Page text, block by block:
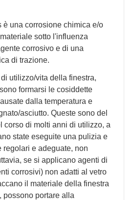
è una corrosione chimica e/o
sotto l'influenza
corrosivo e di una
di trazione.
utilizzo/vita della finestra,
formarsi le cosiddette
dalla temperatura e
asciutto. Queste sono del
corso di molti anni di utilizzo, a
state eseguite una pulizia e
regolari e adeguate, non
se si applicano agenti di
corrosivi) non adatti al vetro
il materiale della finestra
possono portare alla